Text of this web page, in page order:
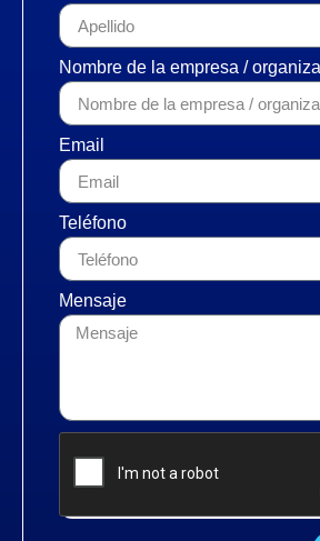
Nombre de la empresa /
Email
Teléfono
Mensaje